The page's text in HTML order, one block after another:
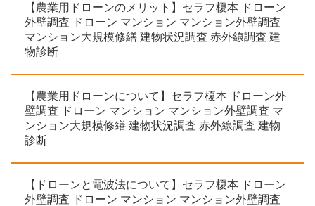
【農業用ドローンのメリット】セラフ榎本 ドローン
外壁調査 ドローン マンション マンション外壁調査
マンション大規模修繕 建物状況調査 赤外線調査 建
物診断
【農業用ドローンについて】セラフ榎本 ドローン外
壁調査 ドローン マンション マンション外壁調査 マ
ンション大規模修繕 建物状況調査 赤外線調査 建物
診断
【ドローンと電波法について】セラフ榎本 ドローン
外壁調査 ドローン マンション マンション外壁調査